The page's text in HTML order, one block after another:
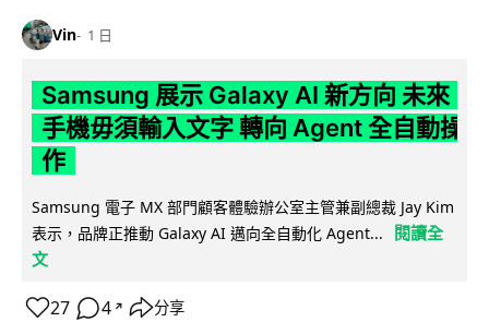
Vin 1 日
Samsung 展示 Galaxy AI 新方向 未來
手機毋須輸入文字 轉向 Agent 全自動操
作
Samsung 電子 MX 部門顧客體驗辦公室主管兼副總裁 Jay Kim
表示，品牌正推動 Galaxy AI 邁向全自動化 Agent...
閱讀全
文
27 4 ↗ 分享